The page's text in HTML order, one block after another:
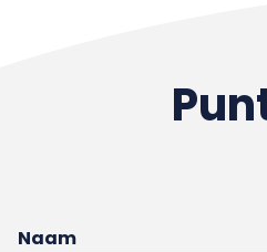
Naam